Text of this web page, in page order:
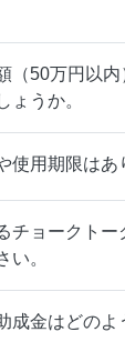
（50万円以
ょうか。
使用期限はあ
チョークトー
い。
成金はどのよ